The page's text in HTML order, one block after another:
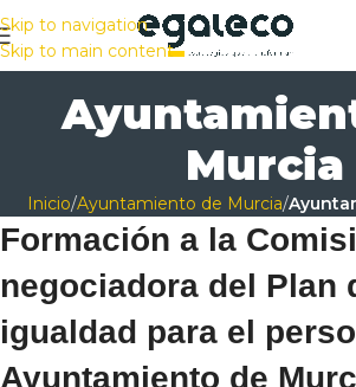
Skip to navigation
Skip to main content
Murcia
Inicio/Ayuntamiento de Murcia/
Formación a la
negociadora del Plan
igualdad para el
Ayuntamiento de